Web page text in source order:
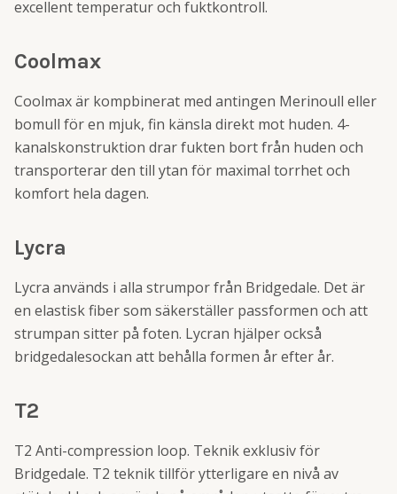
excellent temperatur och fuktkontroll.
Coolmax
Coolmax är kompbinerat med antingen Merinoull eller
bomull för en mjuk, fin känsla direkt mot huden. 4-
kanalskonstruktion drar fukten bort från huden och
transporterar den till ytan för maximal torrhet och
komfort hela dagen.
Lycra
Lycra används i alla strumpor från Bridgedale. Det är
en elastisk fiber som säkerställer passformen och att
strumpan sitter på foten. Lycran hjälper också
bridgedalesockan att behålla formen år efter år.
T2
T2 Anti-compression loop. Teknik exklusiv för
Bridgedale. T2 teknik tillför ytterligare en nivå av